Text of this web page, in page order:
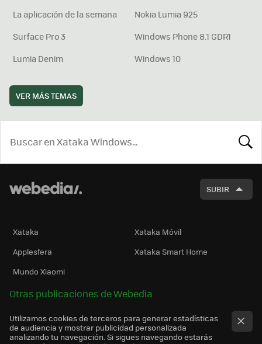
La aplicación de la semana
Nokia Lumia 925
Surface Pro 3
Windows Phone 8.1 GDR1
Lumia Denim
Windows 10
VER MÁS TEMAS
SUBIR
Xataka
Xataka Móvil
Applesfera
Xataka Smart Home
Mundo Xiaomi
Otras publicaciones de Webedia
Utilizamos cookies de terceros para generar estadísticas
de audiencia y mostrar publicidad personalizada
analizando tu navegación. Si sigues navegando estarás